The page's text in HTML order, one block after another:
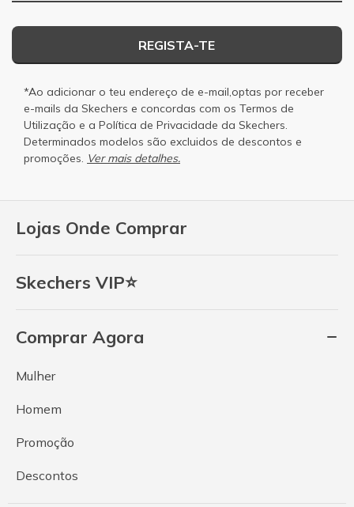
Lojas Onde Comprar
Skechers VIP⭐
Comprar Agora
Mulher
Homem
Promoção
Descontos
REGISTA-TE
*Ao adicionar o teu endereço de e-mail,optas por receber
e-mails da Skechers e concordas com os Termos de
Utilização e a Política de Privacidade da Skechers.
Determinados modelos são excluidos de descontos e
promoções. Ver mais detalhes.